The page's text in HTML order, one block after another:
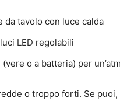
da tavolo con luce calda
LED regolabili
o a batteria) per
o troppo forti. Se puoi,